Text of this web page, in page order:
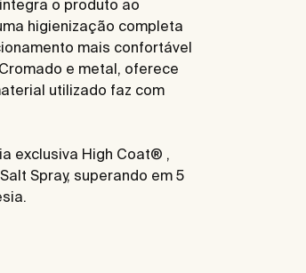
o produto ao
higienização completa
mais confortável
e metal, oferece
utilizado faz com
exclusiva High Coat® ,
Spray, superando em 5